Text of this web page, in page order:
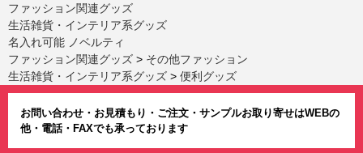
ファッション関連グッズ
生活雑貨・インテリア系グッズ
名入れ可能 ノベルティ
ファッション関連グッズ > その他ファッション
生活雑貨・インテリア系グッズ > 便利グッズ
お問い合わせ・お見積もり・ご注文・サンプルお取り寄せはWEBの
他・電話・FAXでも承っております